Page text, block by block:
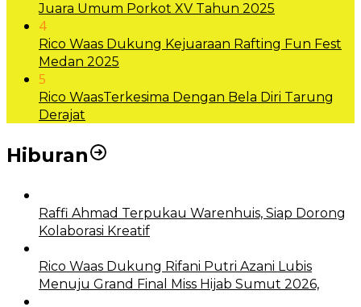
Juara Umum Porkot XV Tahun 2025
4
Rico Waas Dukung Kejuaraan Rafting Fun Fest
Medan 2025
5
Rico WaasTerkesima Dengan Bela Diri Tarung
Derajat
Hiburan
Raffi Ahmad Terpukau Warenhuis, Siap Dorong
Kolaborasi Kreatif
Rico Waas Dukung Rifani Putri Azani Lubis
Menuju Grand Final Miss Hijab Sumut 2026,